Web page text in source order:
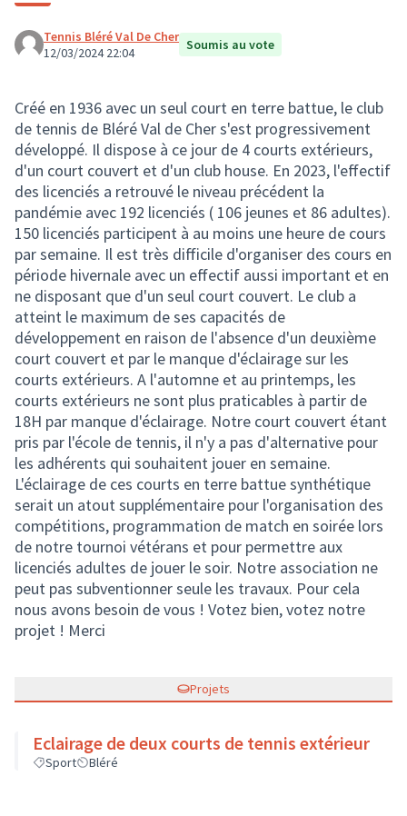
Tennis Bléré Val De Cher
12/03/2024 22:04
Soumis au vote
Créé en 1936 avec un seul court en terre battue, le club
de tennis de Bléré Val de Cher s'est progressivement
développé. Il dispose à ce jour de 4 courts extérieurs,
d'un court couvert et d'un club house. En 2023, l'effectif
des licenciés a retrouvé le niveau précédent la
pandémie avec 192 licenciés ( 106 jeunes et 86 adultes).
150 licenciés participent à au moins une heure de cours
par semaine. Il est très difficile d'organiser des cours en
période hivernale avec un effectif aussi important et en
ne disposant que d'un seul court couvert. Le club a
atteint le maximum de ses capacités de
développement en raison de l'absence d'un deuxième
court couvert et par le manque d'éclairage sur les
courts extérieurs. A l'automne et au printemps, les
courts extérieurs ne sont plus praticables à partir de
18H par manque d'éclairage. Notre court couvert étant
pris par l'école de tennis, il n'y a pas d'alternative pour
les adhérents qui souhaitent jouer en semaine.
L'éclairage de ces courts en terre battue synthétique
serait un atout supplémentaire pour l'organisation des
compétitions, programmation de match en soirée lors
de notre tournoi vétérans et pour permettre aux
licenciés adultes de jouer le soir. Notre association ne
peut pas subventionner seule les travaux. Pour cela
nous avons besoin de vous ! Votez bien, votez notre
projet ! Merci
Projets
Eclairage de deux courts de tennis extérieur
Sport Bléré